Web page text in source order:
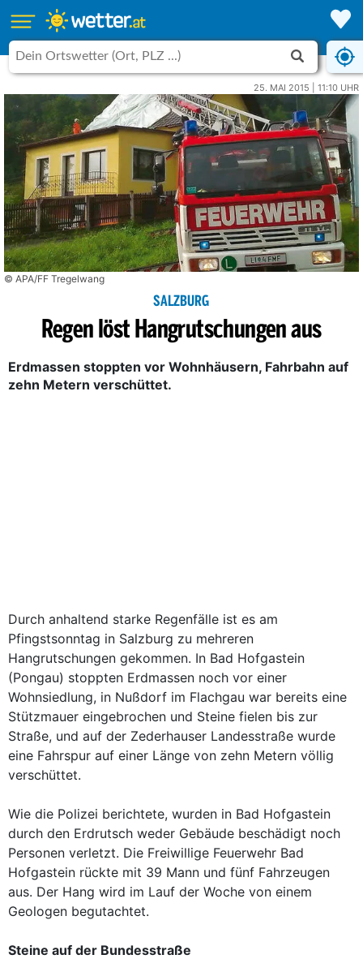
25. MAI 2015 | 11:10 UHR
© APA/FF Tregelwang
SALZBURG
Regen löst Hangrutschungen aus
Erdmassen stoppten vor Wohnhäusern, Fahrbahn auf
zehn Metern verschüttet.
Durch anhaltend starke Regenfälle ist es am
Pfingstsonntag in Salzburg zu mehreren
Hangrutschungen gekommen. In Bad Hofgastein
(Pongau) stoppten Erdmassen noch vor einer
Wohnsiedlung, in Nußdorf im Flachgau war bereits eine
Stützmauer eingebrochen und Steine fielen bis zur
Straße, und auf der Zederhauser Landesstraße wurde
eine Fahrspur auf einer Länge von zehn Metern völlig
verschüttet.
Wie die Polizei berichtete, wurden in Bad Hofgastein
durch den Erdrutsch weder Gebäude beschädigt noch
Personen verletzt. Die Freiwillige Feuerwehr Bad
Hofgastein rückte mit 39 Mann und fünf Fahrzeugen
aus. Der Hang wird im Lauf der Woche von einem
Geologen begutachtet.
Steine auf der Bundesstraße